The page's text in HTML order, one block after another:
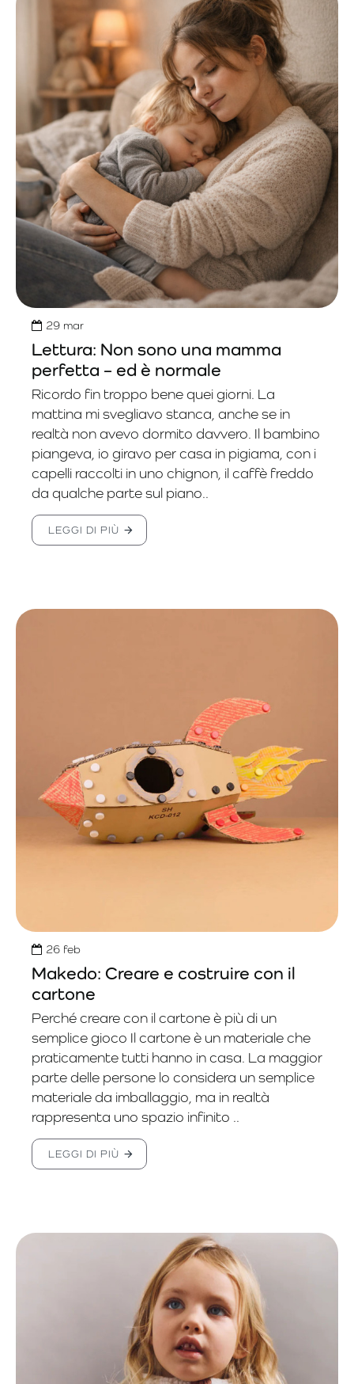
29 mar
Lettura: Non sono una mamma
perfetta – ed è normale
Ricordo fin troppo bene quei giorni. La
mattina mi svegliavo stanca, anche se in
realtà non avevo dormito davvero. Il bambino
piangeva, io giravo per casa in pigiama, con i
capelli raccolti in uno chignon, il caffè freddo
da qualche parte sul piano..
LEGGI DI PIÙ
26 feb
Makedo: Creare e costruire con il
cartone
Perché creare con il cartone è più di un
semplice gioco Il cartone è un materiale che
praticamente tutti hanno in casa. La maggior
parte delle persone lo considera un semplice
materiale da imballaggio, ma in realtà
rappresenta uno spazio infinito ..
LEGGI DI PIÙ